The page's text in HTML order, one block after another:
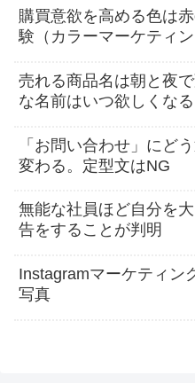
購買意欲を高める色は
験（カラーマーケティン
売れる商品名は朝と夜
な名前はいつ欲しくなる
「お問い合わせ」にど
変わる。定型文はNG
無能な社員ほど自分を
告をすることが判明
Instagramマーケティン
写真